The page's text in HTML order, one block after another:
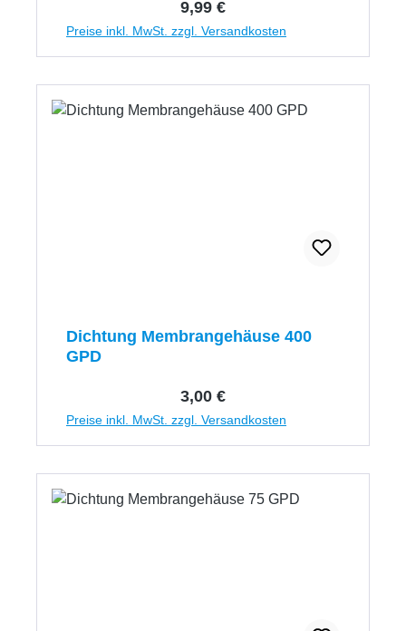
Regulärer Preis:
9,99 €
Preise inkl. MwSt. zzgl. Versandkosten
Dichtung Membrangehäuse 400
GPD
Regulärer Preis:
3,00 €
Preise inkl. MwSt. zzgl. Versandkosten